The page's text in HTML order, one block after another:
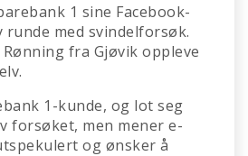
1 sine Facebook-
med svindelforsøk.
fra Gjøvik oppleve
1-kunde, og lot seg
forsøket, men mener e-
og ønsker å